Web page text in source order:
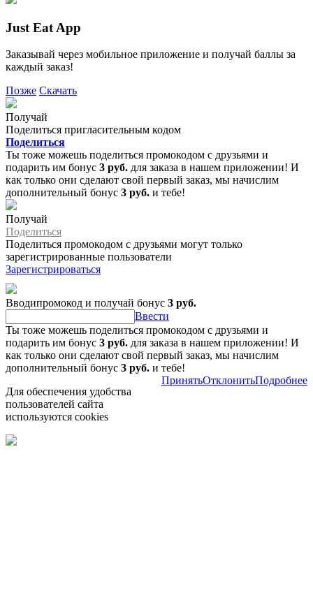
Just Eat App
Заказывай через мобильное приложение и получай баллы за
каждый заказ!
Позже Скачать
Получай
Поделиться пригласительным кодом
Поделиться
Ты тоже можешь поделиться промокодом с друзьями и
подарить им бонус 3 руб. для заказа в нашем приложении! И
как только они сделают свой первый заказ, мы начислим
дополнительный бонус 3 руб. и тебе!
Получай
Поделиться
Поделиться промокодом с друзьями могут только
зарегистрированные пользователи
Зарегистрироваться
Вводипромокод и получай бонус 3 руб.
Ввести
Ты тоже можешь поделиться промокодом с друзьями и
подарить им бонус 3 руб. для заказа в нашем приложении! И
как только они сделают свой первый заказ, мы начислим
дополнительный бонус 3 руб. и тебе!
Для обеспечения удобства
пользователей сайта
используются cookies
ПринятьОтклонитьПодробнее